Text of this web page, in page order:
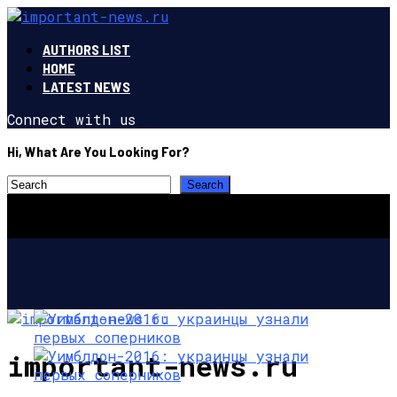
AUTHORS LIST
HOME
LATEST NEWS
Connect with us
Hi, What Are You Looking For?
important-news.ru